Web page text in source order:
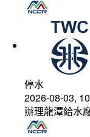
停水
2026-08-03,
辦理龍潭給水